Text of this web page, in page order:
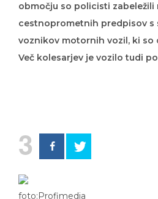
območju so policisti zabeležili
cestnoprometnih predpisov s
voznikov motornih vozil, ki so
Več kolesarjev je vozilo tudi
3
foto:Profimedia